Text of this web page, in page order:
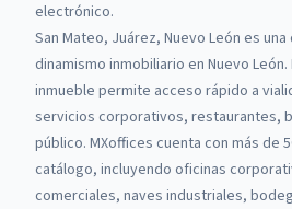
electrónico.
San Mateo, Juárez, Nuevo León es
dinamismo inmobiliario en Nuevo
inmueble permite acceso rápido a
servicios corporativos, restaurantes,
público. MXoffices cuenta con más de
catálogo, incluyendo oficinas
comerciales, naves industriales,